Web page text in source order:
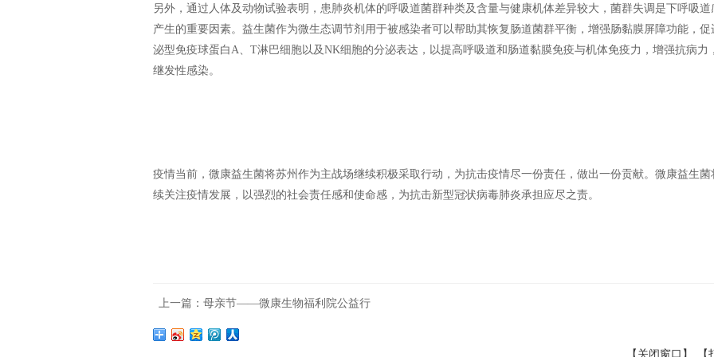
另外，通过人体及动物试验表明，患肺炎机体的呼吸道菌群种类及含量与健康机体差异较大，菌群失调是下呼吸道
产生的重要因素。益生菌作为微生态调节剂用于被感染者可以帮助其恢复肠道菌群平衡，增强肠黏膜屏障功能，促
泌型免疫球蛋白A、T淋巴细胞以及NK细胞的分泌表达，以提高呼吸道和肠道黏膜免疫与机体免疫力，增强抗病力
继发性感染。
疫情当前，微康益生菌将苏州作为主战场继续积极采取行动，为抗击疫情尽一份责任，做出一份贡献。微康益生菌
续关注疫情发展，以强烈的社会责任感和使命感，为抗击新型冠状病毒肺炎承担应尽之责。
上一篇：母亲节——微康生物福利院公益行
【
【关闭窗口】